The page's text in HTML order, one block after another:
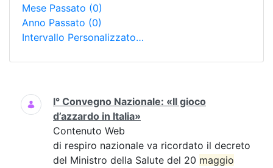
Mese Passato (0)
Anno Passato (0)
Intervallo Personalizzato…
Ricerca
I° Convegno Nazionale: «Il gioco
d’azzardo in Italia»
Contenuto Web
di respiro nazionale va ricordato il decreto
del Ministro della Salute del 20 maggio